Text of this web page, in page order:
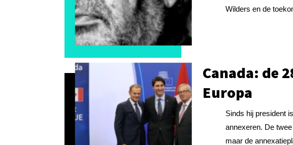
Wilders en de
Canada: de
Europa
Sinds hij president
annexeren. De
maar de